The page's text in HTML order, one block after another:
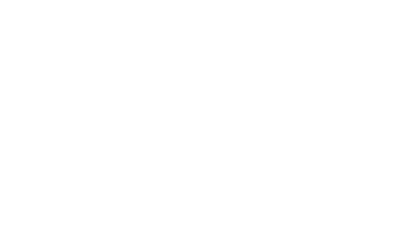
o andare direttamente alla sua navigazione usando i link di salto.